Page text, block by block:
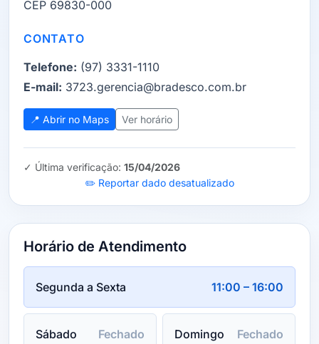
CEP 69830-000
CONTATO
Telefone: (97) 3331-1110
E-mail: 3723.gerencia@bradesco.com.br
📍 Abrir no Maps Ver horário
✓ Última verificação: 15/04/2026
✏️ Reportar dado desatualizado
Horário de Atendimento
Segunda a Sexta 11:00 – 16:00
Sábado Fechado Domingo Fechado